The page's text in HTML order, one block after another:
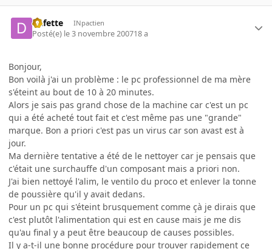
Dafette INpactien
Posté(e) le 3 novembre 200718 a
Bonjour,
Bon voilà j'ai un problème : le pc professionnel de ma mère
s'éteint au bout de 10 à 20 minutes.
Alors je sais pas grand chose de la machine car c'est un pc
qui a été acheté tout fait et c'est même pas une "grande"
marque. Bon a priori c'est pas un virus car son avast est à
jour.
Ma dernière tentative a été de le nettoyer car je pensais que
c'était une surchauffe d'un composant mais a priori non.
J'ai bien nettoyé l'alim, le ventilo du proco et enlever la tonne
de poussière qu'il y avait dedans.
Pour un pc qui s'éteint brusquement comme çà je dirais que
c'est plutôt l'alimentation qui est en cause mais je me dis
qu'au final y a peut être beaucoup de causes possibles.
Il y a-t-il une bonne procédure pour trouver rapidement ce